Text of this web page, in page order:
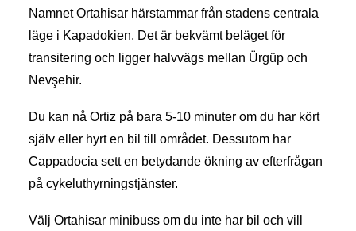
Namnet Ortahisar härstammar från stadens centrala
läge i Kapadokien. Det är bekvämt beläget för
transitering och ligger halvvägs mellan Ürgüp och
Nevşehir.
Du kan nå Ortiz på bara 5-10 minuter om du har kört
själv eller hyrt en bil till området. Dessutom har
Cappadocia sett en betydande ökning av efterfrågan
på cykeluthyrningstjänster.
Välj Ortahisar minibuss om du inte har bil och vill